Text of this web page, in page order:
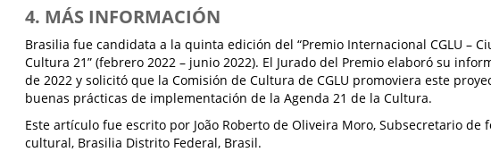
4. MÁS INFORMACIÓN
Brasilia fue candidata a la quinta edición del “Premio Internacional CGLU –
Cultura 21” (febrero 2022 – junio 2022). El Jurado del Premio elaboró su
de 2022 y solicitó que la Comisión de Cultura de CGLU promoviera este
buenas prácticas de implementación de la Agenda 21 de la Cultura.
Este artículo fue escrito por João Roberto de Oliveira Moro, Subsecretario de
cultural, Brasilia Distrito Federal, Brasil.